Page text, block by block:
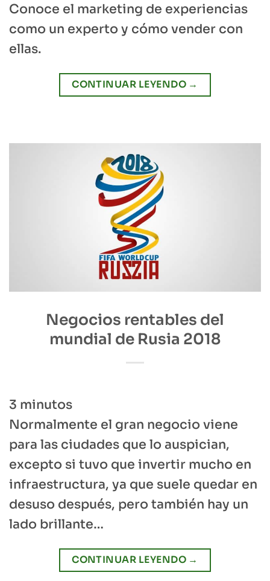
Conoce el marketing de experiencias
como un experto y cómo vender con
ellas.
CONTINUAR LEYENDO →
Negocios rentables del
mundial de Rusia 2018
3 minutos
Normalmente el gran negocio viene
para las ciudades que lo auspician,
excepto si tuvo que invertir mucho en
infraestructura, ya que suele quedar en
desuso después, pero también hay un
lado brillante…
CONTINUAR LEYENDO →